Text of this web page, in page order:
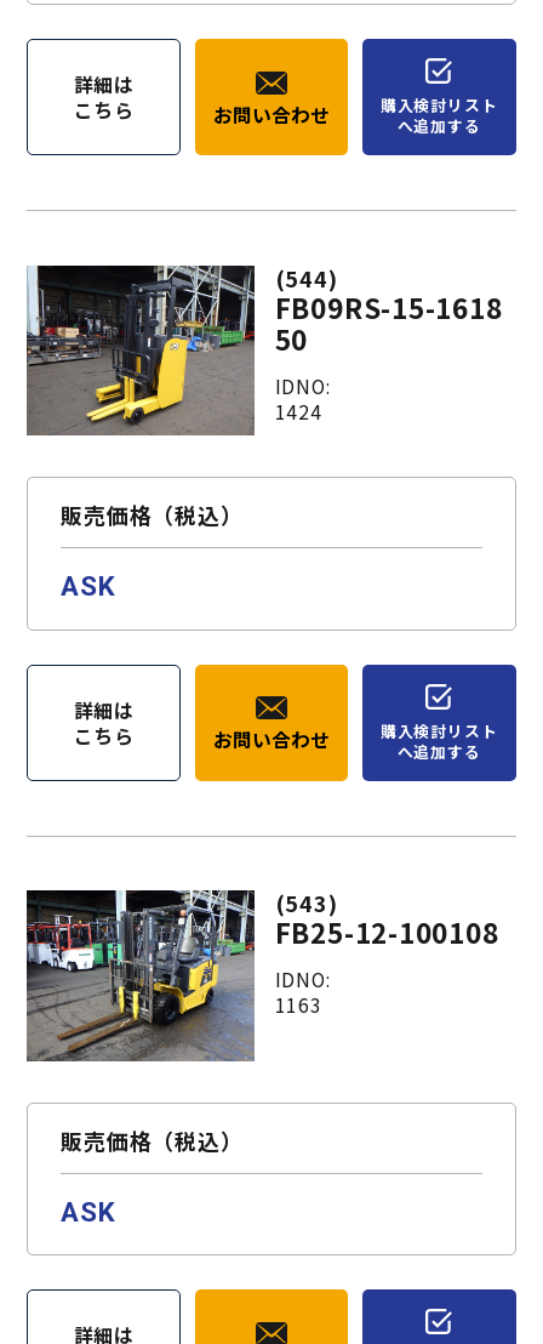
詳細は
こちら
お問い合わせ
購入検討リスト
へ追加する
(544)
FB09RS-15-1618
50
IDNO:
1424
販売価格（税込）
ASK
詳細は
こちら
お問い合わせ
購入検討リスト
へ追加する
(543)
FB25-12-100108
IDNO:
1163
販売価格（税込）
ASK
詳細は